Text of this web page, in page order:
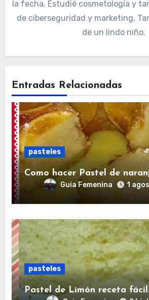
la fecha. Estudié cosmetología y
de ciberseguridad y marketing.
de un lindo niño.
Entradas Relacionadas
pasteles
Como hacer Pastel de
Guia Femenina 1
pasteles
Pastel de Limón receta